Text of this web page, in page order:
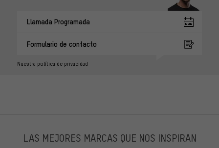
Llamada Programada
Formulario de contacto
Nuestra política de privacidad
LAS MEJORES MARCAS QUE NOS INSPIRAN